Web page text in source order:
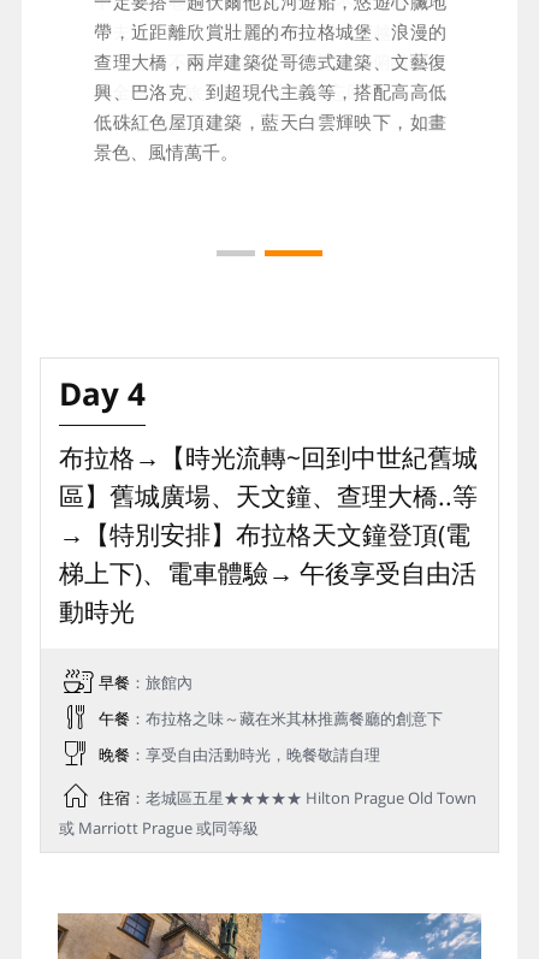
帶，近距離欣賞壯麗的布拉格城堡、浪漫的
查理大橋，兩岸建築從哥德式建築、文藝復
興、巴洛克、到超現代主義等，搭配高高低
低硃紅色屋頂建築，藍天白雲輝映下，如畫
景色、風情萬千。
卡夫卡的故居～22號藍色小屋。穿越小巷，
後方更是不可錯過的美景，從城堡俯瞰布拉
格全景，讓旅人們都能留下難忘回憶。
Day 4
布拉格→【時光流轉~回到中世紀舊城
區】舊城廣場、天文鐘、查理大橋..等
→【特別安排】布拉格天文鐘登頂(電
梯上下)、電車體驗→ 午後享受自由活
動時光
早餐 ：旅館內
午餐 ：布拉格之味～藏在米其林推薦餐廳的創意下
晚餐 ：享受自由活動時光，晚餐敬請自理
住宿：老城區五星★★★★★ Hilton Prague Old Town
或 Marriott Prague 或同等級